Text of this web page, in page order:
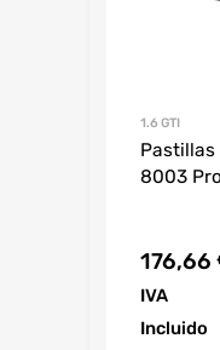
1.6 GTI
8003
176,66
IVA
Incluido